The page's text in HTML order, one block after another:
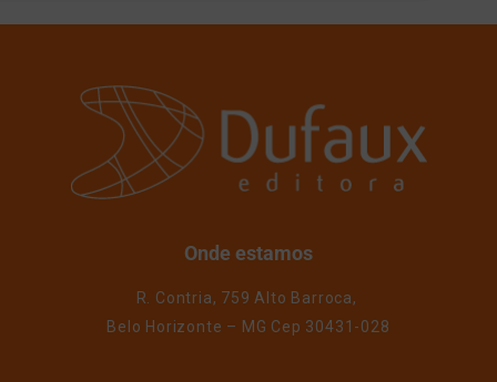
Onde estamos
R. Contria, 759 Alto Barroca,
Belo Horizonte – MG Cep 30431-028